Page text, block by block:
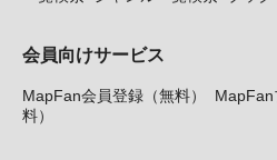
会員向けサービス
MapFan会員登録（無料）
料）